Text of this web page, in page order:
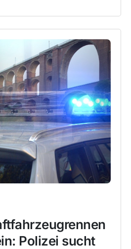
Polizei sucht